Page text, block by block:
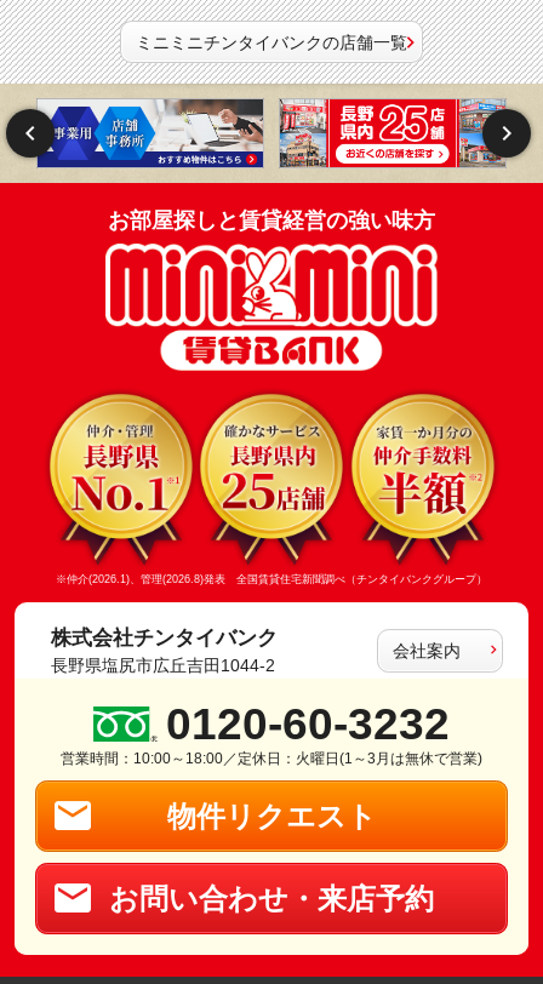
ミニミニチンタイバンクの店舗一覧
お部屋探しと賃貸経営の強い味方
※仲介(2026.1)、管理(2026.8)発表 全国賃貸住宅新聞調べ（チンタイバンクグループ）
株式会社チンタイバンク
長野県塩尻市広丘吉田1044-2
会社案内
0120-60-3232
営業時間：10:00～18:00／定休日：火曜日(1～3月は無休で営業)
物件リクエスト
お問い合わせ・来店予約